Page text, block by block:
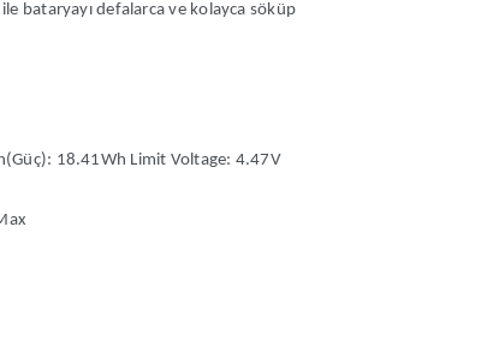
bataryayı defalarca ve kolayca söküp
18.41Wh Limit Voltage: 4.47V